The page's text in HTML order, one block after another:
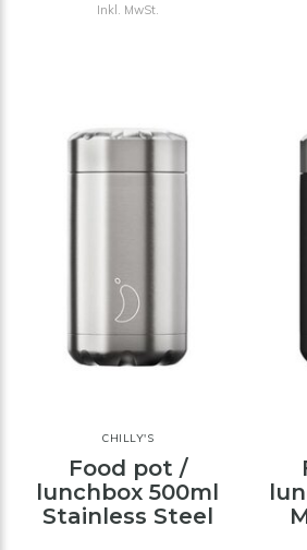
Inkl. MwSt.
CHILLY'S
Food pot /
lunchbox 500ml
Stainless Steel